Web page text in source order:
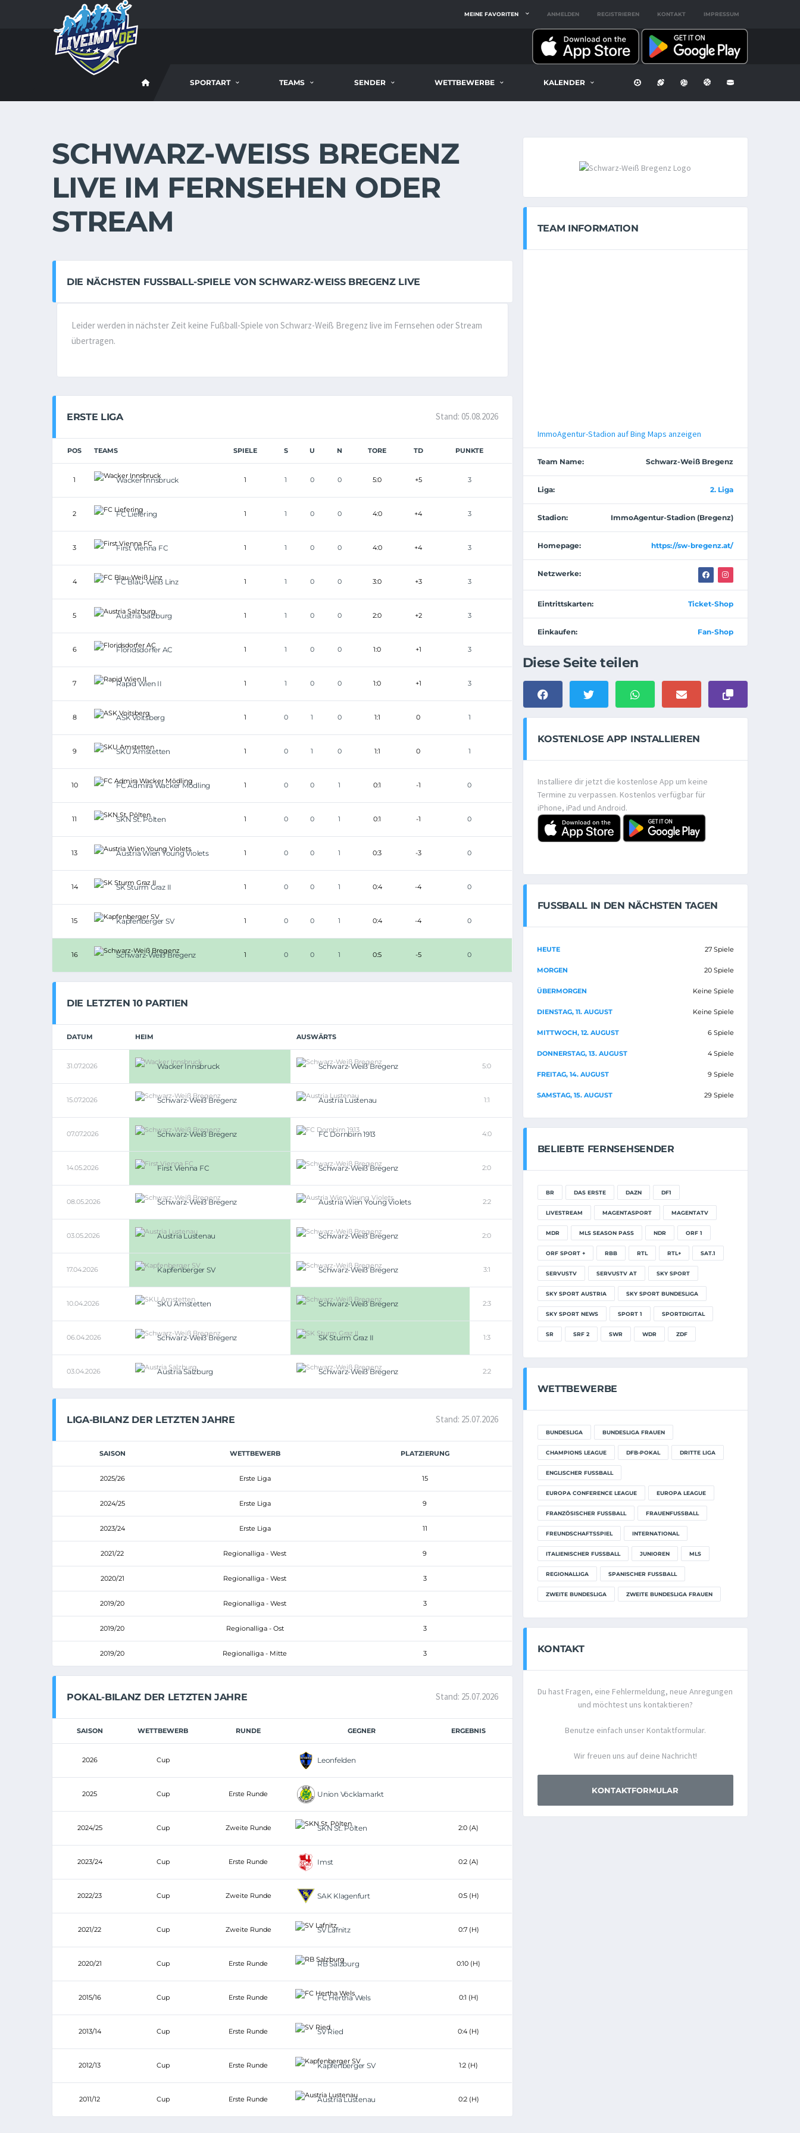
MEINE FAVORITEN ANMELDEN REGISTRIEREN KONTAKT IMPRESSUM
SPORTART TEAMS SENDER WETTBEWERBE KALENDER
SCHWARZ-WEISS BREGENZ L
IVE IM FERNSEHEN ODER S
TREAM
DIE NÄCHSTEN FUSSBALL-SPIELE VON SCHWARZ-WEISS BREGENZ LIVE
Leider werden in nächster Zeit keine Fußball-Spiele von Schwarz-Weiß Bregenz live im Fernsehen oder Stream
übertragen.
ERSTE LIGA Stand: 05.08.2026
POS TEAMS SPIELE S U N TORE TD PUNKTE
1 Wacker Innsbruck 1 1 0 0 5:0 +5 3
2 FC Liefering 1 1 0 0 4:0 +4 3
3 First Vienna FC 1 1 0 0 4:0 +4 3
4 FC Blau-Weiß Linz 1 1 0 0 3:0 +3 3
5 Austria Salzburg 1 1 0 0 2:0 +2 3
6 Floridsdorfer AC 1 1 0 0 1:0 +1 3
7 Rapid Wien II 1 1 0 0 1:0 +1 3
8 ASK Voitsberg 1 0 1 0 1:1 0 1
9 SKU Amstetten 1 0 1 0 1:1 0 1
10 FC Admira Wacker Mödling 1 0 0 1 0:1 -1 0
11 SKN St. Pölten 1 0 0 1 0:1 -1 0
13 Austria Wien Young Violets 1 0 0 1 0:3 -3 0
14 SK Sturm Graz II 1 0 0 1 0:4 -4 0
15 Kapfenberger SV 1 0 0 1 0:4 -4 0
16 Schwarz-Weiß Bregenz 1 0 0 1 0:5 -5 0
DIE LETZTEN 10 PARTIEN
DATUM HEIM AUSWÄRTS
31.07.2026 Wacker Innsbruck Schwarz-Weiß Bregenz 5:0
15.07.2026 Schwarz-Weiß Bregenz Austria Lustenau 1:1
07.07.2026 Schwarz-Weiß Bregenz FC Dornbirn 1913 4:0
14.05.2026 First Vienna FC Schwarz-Weiß Bregenz 2:0
08.05.2026 Schwarz-Weiß Bregenz Austria Wien Young Violets 2:2
03.05.2026 Austria Lustenau Schwarz-Weiß Bregenz 2:0
17.04.2026 Kapfenberger SV Schwarz-Weiß Bregenz 3:1
10.04.2026 SKU Amstetten Schwarz-Weiß Bregenz 2:3
06.04.2026 Schwarz-Weiß Bregenz SK Sturm Graz II 1:3
03.04.2026 Austria Salzburg Schwarz-Weiß Bregenz 2:2
LIGA-BILANZ DER LETZTEN JAHRE Stand: 25.07.2026
SAISON WETTBEWERB PLATZIERUNG
2025/26 Erste Liga 15
2024/25 Erste Liga 9
2023/24 Erste Liga 11
2021/22 Regionalliga - West 9
2020/21 Regionalliga - West 3
2019/20 Regionalliga - West 3
2019/20 Regionalliga - Ost 3
2019/20 Regionalliga - Mitte 3
POKAL-BILANZ DER LETZTEN JAHRE Stand: 25.07.2026
SAISON WETTBEWERB RUNDE GEGNER ERGEBNIS
2026 Cup Leonfelden
2025 Cup Erste Runde Union Vöcklamarkt
2024/25 Cup Zweite Runde SKN St. Pölten 2:0 (A)
2023/24 Cup Erste Runde Imst 0:2 (A)
2022/23 Cup Zweite Runde SAK Klagenfurt 0:5 (H)
2021/22 Cup Zweite Runde SV Lafnitz 0:7 (H)
2020/21 Cup Erste Runde RB Salzburg 0:10 (H)
2015/16 Cup Erste Runde FC Hertha Wels 0:1 (H)
2013/14 Cup Erste Runde SV Ried 0:4 (H)
2012/13 Cup Erste Runde Kapfenberger SV 1:2 (H)
2011/12 Cup Erste Runde Austria Lustenau 0:2 (H)
TEAM INFORMATION
ImmoAgentur-Stadion auf Bing Maps anzeigen
Team Name: Schwarz-Weiß Bregenz
Liga: 2. Liga
Stadion: ImmoAgentur-Stadion (Bregenz)
Homepage: https://sw-bregenz.at/
Netzwerke:
Eintrittskarten: Ticket-Shop
Einkaufen: Fan-Shop
Diese Seite teilen
KOSTENLOSE APP INSTALLIEREN
Installiere dir jetzt die kostenlose App um keine
Termine zu verpassen. Kostenlos verfügbar für
iPhone, iPad und Android.
FUSSBALL IN DEN NÄCHSTEN TAGEN
HEUTE 27 Spiele
MORGEN 20 Spiele
ÜBERMORGEN Keine Spiele
DIENSTAG, 11. AUGUST Keine Spiele
MITTWOCH, 12. AUGUST 6 Spiele
DONNERSTAG, 13. AUGUST 4 Spiele
FREITAG, 14. AUGUST 9 Spiele
SAMSTAG, 15. AUGUST 29 Spiele
BELIEBTE FERNSEHSENDER
BR DAS ERSTE DAZN DF1
LIVESTREAM MAGENTASPORT MAGENTATV
MDR MLS SEASON PASS NDR ORF 1
ORF SPORT + RBB RTL RTL+ SAT.1
SERVUSTV SERVUSTV AT SKY SPORT
SKY SPORT AUSTRIA SKY SPORT BUNDESLIGA
SKY SPORT NEWS SPORT 1 SPORTDIGITAL
SR SRF 2 SWR WDR ZDF
WETTBEWERBE
BUNDESLIGA BUNDESLIGA FRAUEN
CHAMPIONS LEAGUE DFB-POKAL DRITTE LIGA
ENGLISCHER FUSSBALL
EUROPA CONFERENCE LEAGUE EUROPA LEAGUE
FRANZÖSISCHER FUSSBALL FRAUENFUSSBALL
FREUNDSCHAFTSSPIEL INTERNATIONAL
ITALIENISCHER FUSSBALL JUNIOREN MLS
REGIONALLIGA SPANISCHER FUSSBALL
ZWEITE BUNDESLIGA ZWEITE BUNDESLIGA FRAUEN
KONTAKT
Du hast Fragen, eine Fehlermeldung, neue Anregungen
und möchtest uns kontaktieren?
Benutze einfach unser Kontaktformular.
Wir freuen uns auf deine Nachricht!
KONTAKTFORMULAR